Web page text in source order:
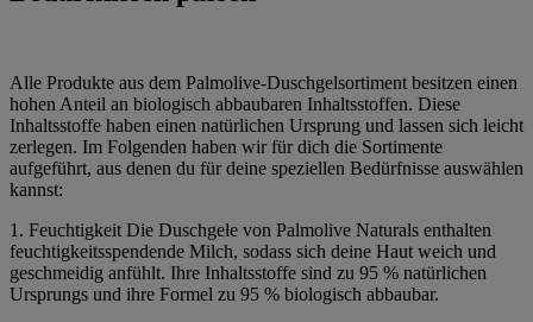
Alle Produkte aus dem Palmolive-Duschgelsortiment besitzen einen
hohen Anteil an biologisch abbaubaren Inhaltsstoffen. Diese
Inhaltsstoffe haben einen natürlichen Ursprung und lassen sich leicht
zerlegen. Im Folgenden haben wir für dich die Sortimente
aufgeführt, aus denen du für deine speziellen Bedürfnisse auswählen
kannst:
1. Feuchtigkeit Die Duschgele von Palmolive Naturals enthalten
feuchtigkeitsspendende Milch, sodass sich deine Haut weich und
geschmeidig anfühlt. Ihre Inhaltsstoffe sind zu 95 % natürlichen
Ursprungs und ihre Formel zu 95 % biologisch abbaubar.